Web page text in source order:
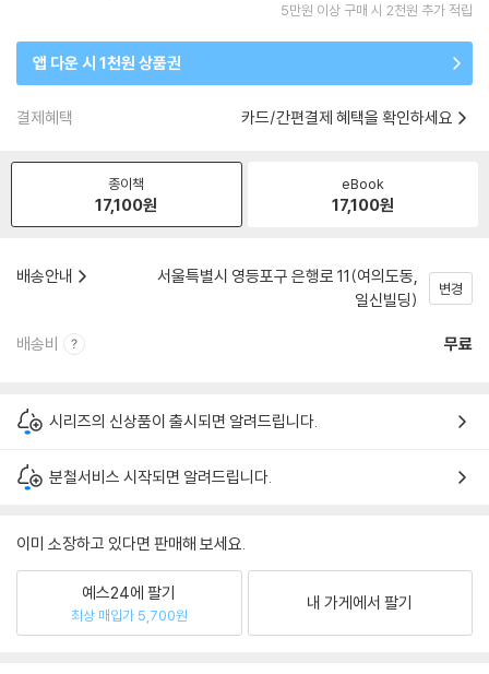
5만원 이상 구매 시 2천원 추가 적립
앱 다운 시 1천원 상품권
결제혜택 카드/간편결제 혜택을 확인하세요
종이책
17,100원
eBook
17,100원
배송안내
서울특별시 영등포구 은행로 11(여의도동,
일신빌딩)
변경
배송비 무료
시리즈의 신상품이 출시되면 알려드립니다.
분철서비스 시작되면 알려드립니다.
이미 소장하고 있다면 판매해 보세요.
예스24에 팔기
최상 매입가 5,700원
내 가게에서 팔기